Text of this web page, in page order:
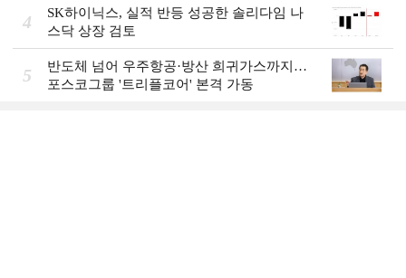
4
SK하이닉스, 실적 반등 성공한 솔리다임 나
스닥 상장 검토
5
반도체 넘어 우주항공·방산 희귀가스까지…
포스코그룹 '트리플코어' 본격 가동